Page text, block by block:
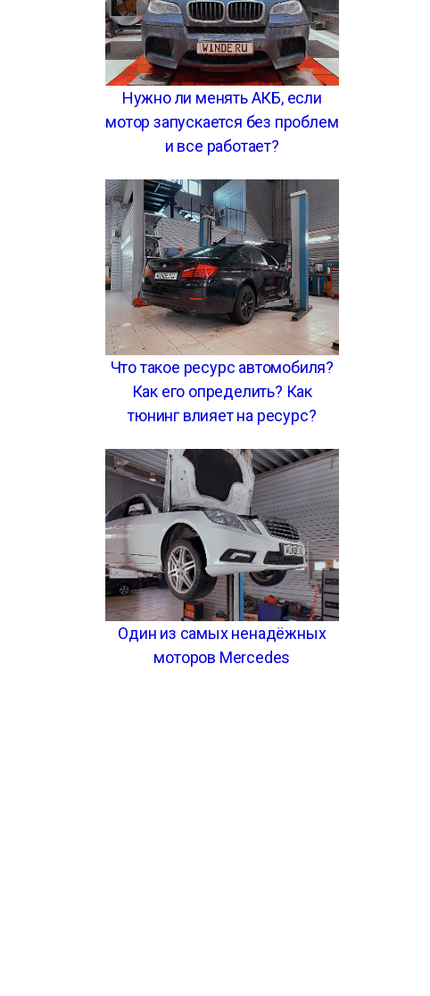
Нужно ли менять АКБ, если
мотор запускается без проблем
и все работает?
Что такое ресурс автомобиля?
Как его определить? Как
тюнинг влияет на ресурс?
Один из самых ненадёжных
моторов Mercedes